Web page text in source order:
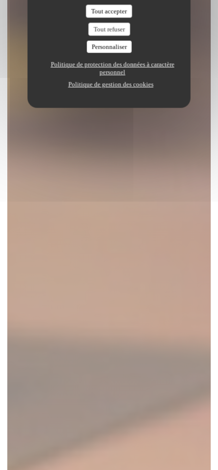
Tout accepter
Tout refuser
Personnaliser
Politique de protection des données à caractère
personnel
Politique de gestion des cookies